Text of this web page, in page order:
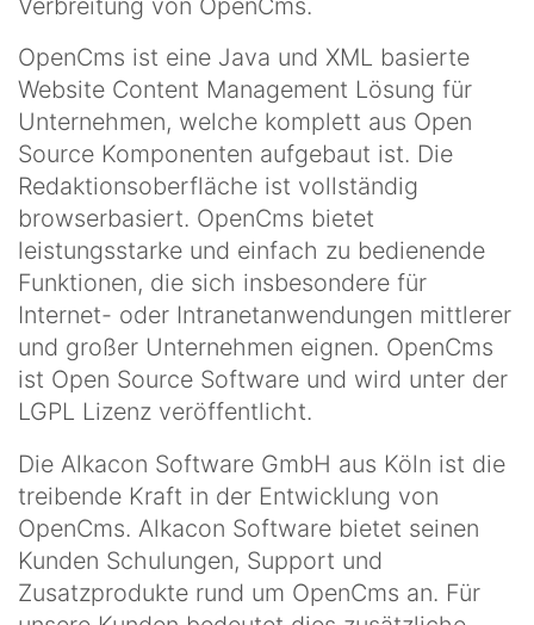
Verbreitung von OpenCms.
OpenCms ist eine Java und XML basierte
Website Content Management Lösung für
Unternehmen, welche komplett aus Open
Source Komponenten aufgebaut ist. Die
Redaktionsoberfläche ist vollständig
browserbasiert. OpenCms bietet
leistungsstarke und einfach zu bedienende
Funktionen, die sich insbesondere für
Internet- oder Intranetanwendungen mittlerer
und großer Unternehmen eignen. OpenCms
ist Open Source Software und wird unter der
LGPL Lizenz veröffentlicht.
Die Alkacon Software GmbH aus Köln ist die
treibende Kraft in der Entwicklung von
OpenCms. Alkacon Software bietet seinen
Kunden Schulungen, Support und
Zusatzprodukte rund um OpenCms an. Für